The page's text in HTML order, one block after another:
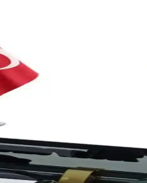
projelerine uygun, çeşitli
masa düzeni sağlar.
Tasarım
özellikleriyle masa düzeninizi